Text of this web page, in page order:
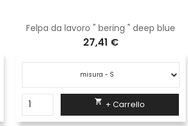
Felpa da lavoro " bering " deep blue
27,41 €
 + Carrello